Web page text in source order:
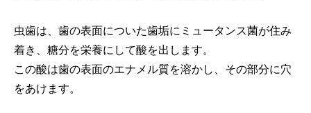
虫歯は、歯の表面についた歯垢にミュータンス菌が住み
着き、糖分を栄養にして酸を出します。
この酸は歯の表面のエナメル質を溶かし、その部分に穴
をあけます。